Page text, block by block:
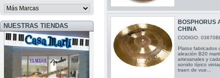
NUESTRAS TIENDAS
BOSPHORUS
CHINA
CODIGO:
Platos fabricados
aleación B20
artesanales y
sonido típico
traen de vue...